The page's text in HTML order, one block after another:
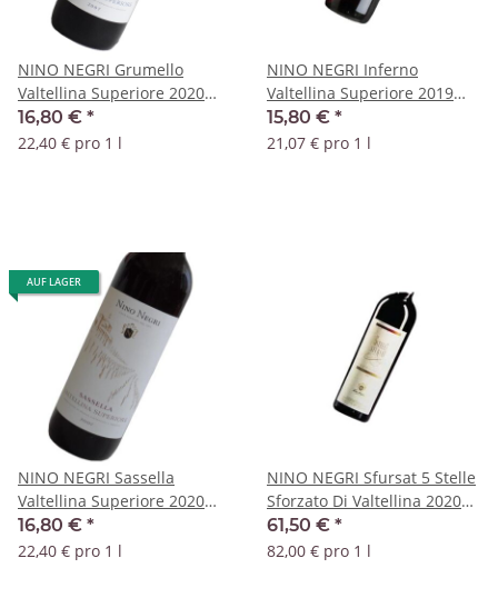
NINO NEGRI Grumello
Valtellina Superiore 2020
DOCG
16,80 € *
22,40 € pro 1 l
NINO NEGRI Inferno
Valtellina Superiore 2019
DOCG
15,80 € *
21,07 € pro 1 l
AUF LAGER
NINO NEGRI Sassella
Valtellina Superiore 2020
DOCG
16,80 € *
22,40 € pro 1 l
NINO NEGRI Sfursat 5 Stelle
Sforzato Di Valtellina 2020
DOCG
61,50 € *
82,00 € pro 1 l